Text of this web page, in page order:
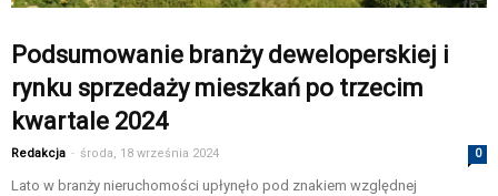
Podsumowanie branży deweloperskiej i
rynku sprzedaży mieszkań po trzecim
kwartale 2024
Redakcja - środa, 18 września 2024 0
Lato w branży nieruchomości upłynęło pod znakiem względnej